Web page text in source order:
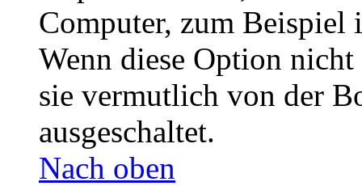
Computer, zum Beispiel
Wenn diese Option
sie vermutlich von der
ausgeschaltet.
Nach oben